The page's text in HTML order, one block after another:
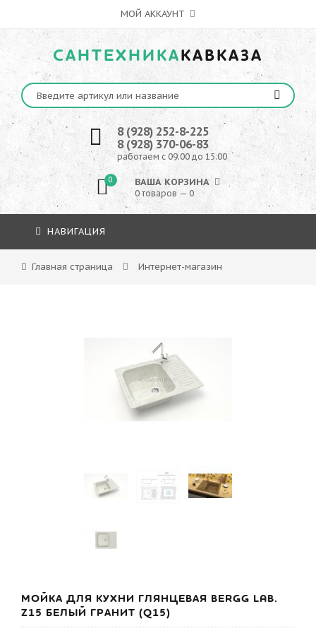
МОЙ АККАУНТ
САНТЕХНИКАКАВКАЗА
8 (928) 252-8-225
8 (928) 370-06-83
работаем с 09:00 до 15:00
0 ВАША КОРЗИНА
0 товаров — 0
НАВИГАЦИЯ
Главная страница Интернет-магазин
МОЙКА ДЛЯ КУХНИ ГЛЯНЦЕВАЯ BERGG LAB.
Z15 БЕЛЫЙ ГРАНИТ (Q15)